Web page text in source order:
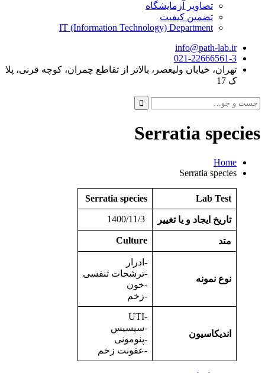
تصاویر آزمایشگاه
تضمین کیفیت
IT (Information Technology) Department
info@path-lab.ir
021-22666561-3
تهران، خیابان ولیعصر، بالاتر از تقاطع چمران، کوچه قرنی، پلا
ک 17
جست
و
برای:
Serratia species
Home
Serratia species
Lab Test
Serratia species
تاریخ ایجاد و یا تغییر 1400/11/3
متد Culture
نوع نمونه
-ادرار
-ترشحات تنفسی
-خون
-زخم
اندیکاسیون
-UTI
-سپسیس
-پنومونی
-عفونت زخم